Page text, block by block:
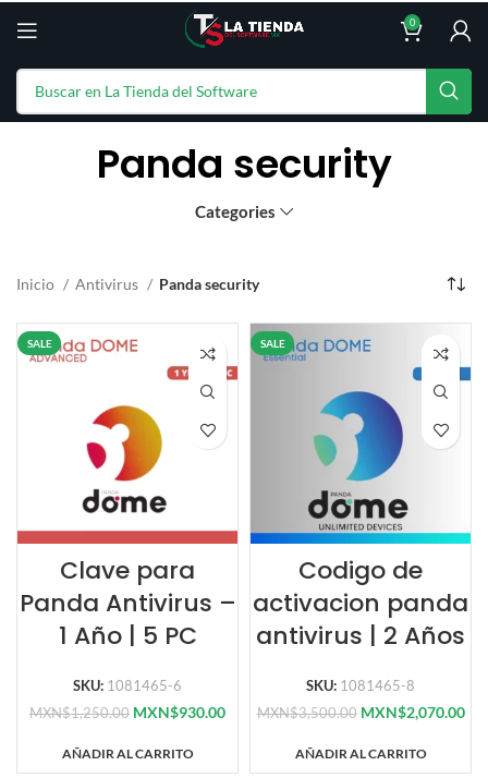
0
Panda security
Categories
Inicio Antivirus Panda security
SALE
Clave para
Panda Antivirus –
1 Año | 5 PC
SKU: 1081465-6
MXN$1,250.00 MXN$930.00
AÑADIR AL CARRITO
SALE
Codigo de
activacion panda
antivirus | 2 Años
SKU: 1081465-8
MXN$3,500.00 MXN$2,070.00
AÑADIR AL CARRITO